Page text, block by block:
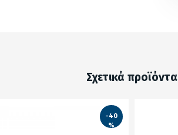
Σχετικά προϊόντα
-40
%